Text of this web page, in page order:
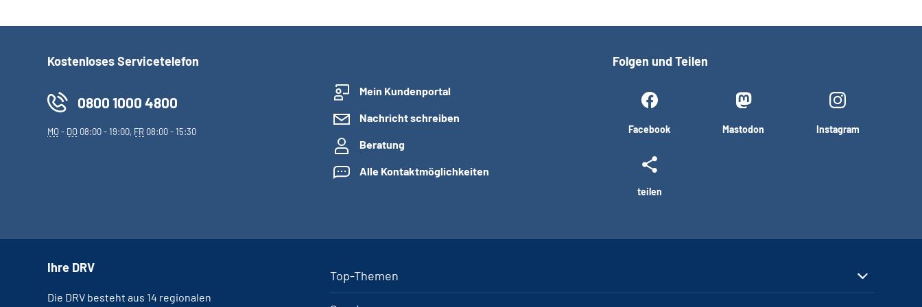
Kostenloses Servicetelefon
0800 1000 4800
MO- DO 08:00 - 19:00, FR 08:00 - 15:30
Mein Kundenportal
Nachricht schreiben
Beratung
Alle Kontaktmöglichkeiten
Folgen und Teilen
Facebook Mastodon Instagram
teilen
Top-Themen
Ihre DRV
Die DRV besteht aus 14 regionalen